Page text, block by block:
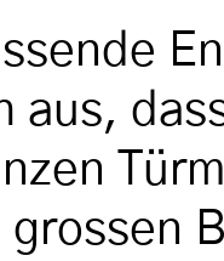
aus,
grossen